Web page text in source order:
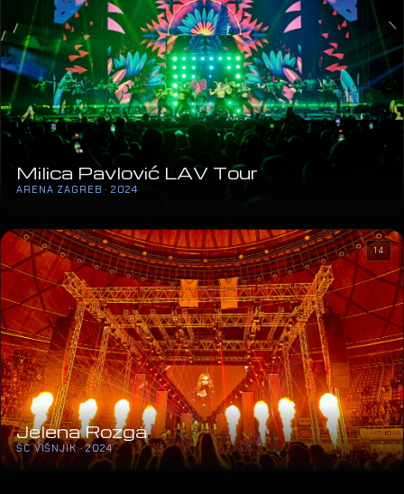
Peugeot Night of Allure
MEC · 2024
Milica Pavlović LAV Tour
ARENA ZAGREB · 2024
Jelena Rozga
ŠC VIŠNJIK · 2024
14